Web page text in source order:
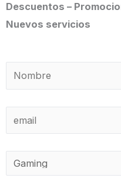
Descuentos –
Nuevos servicios